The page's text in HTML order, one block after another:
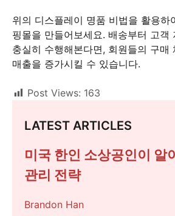
위의 디스플레이 명품 비법을 활용하
핑몰을 만들어보세요. 배송부터 고객
충실히 수행해본다면, 회원들의 구매
매출을 증가시킬 수 있습니다.
Post Views: 163
LATEST ARTICLES
미국 한인 소상공인이 알
관리 전략
Brandon Han